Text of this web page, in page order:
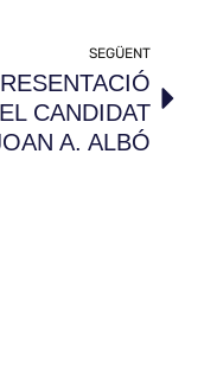
SEGÜENT
CANDIDAT
A. ALBÓ